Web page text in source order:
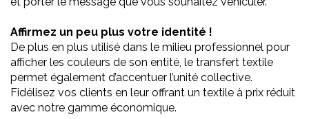
Affirmez un peu plus votre identité !
De plus en plus utilisé dans le milieu professionnel pour
afficher les couleurs de son entité, le transfert textile
permet également d’accentuer l’unité collective.
Fidélisez vos clients en leur offrant un textile à prix réduit
avec notre gamme économique.